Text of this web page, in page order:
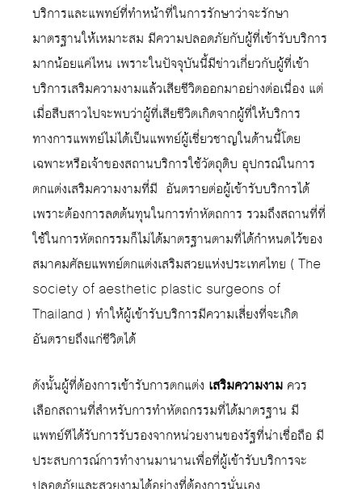
บริการและแพทย์ที่ทำหน้าที่ในการรักษาว่าจะรักษา
มาตรฐานให้เหมาะสม มีความปลอดภัยกับผู้ที่เข้ารับบริการ
มากน้อยแค่ไหน เพราะในปัจจุบันนี้มีข่าวเกี่ยวกับผู้ที่เข้า
บริการเสริมความงามแล้วเสียชีวิตออกมาอย่างต่อเนื่อง แต่
เมื่อสืบสาวไปจะพบว่าผู้ที่เสียชีวิตเกิดจากผู้ที่ให้บริการ
ทางการแพทย์ไม่ได้เป็นแพทย์ผู้เชี่ยวชาญในด้านนี้โดย
เฉพาะหรือเจ้าของสถานบริการใช้วัตถุดิบ อุปกรณ์ในการ
ตกแต่งเสริมความงามที่มี อันตรายต่อผู้เข้ารับบริการได้
เพราะต้องการลดต้นทุนในการทำหัตถการ รวมถึงสถานที่ที่
ใช้ในการหัตถกรรมก็ไม่ได้มาตรฐานตามที่ได้กำหนดไว้ของ
สมาคมศัลยแพทย์ตกแต่งเสริมสวยแห่งประเทศไทย ( The
society of aesthetic plastic surgeons of
Thailand ) ทำให้ผู้เข้ารับบริการมีความเสี่ยงที่จะเกิด
อันตรายถึงแก่ชีวิตได้
ดังนั้นผู้ที่ต้องการเข้ารับการตกแต่ง เสริมความงาม ควร
เลือกสถานที่สำหรับการทำหัตถกรรมที่ได้มาตรฐาน มี
แพทย์ทีได้รับการรับรองจากหน่วยงานของรัฐที่น่าเชื่อถือ มี
ประสบการณ์การทำงานมานานเพื่อที่ผู้เข้ารับบริการจะ